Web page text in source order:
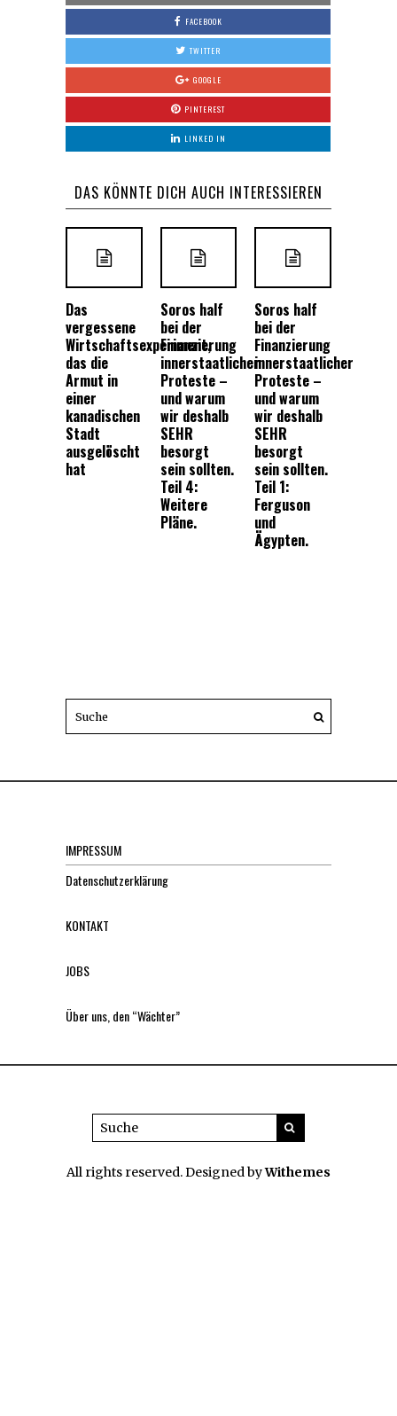
FACEBOOK
TWITTER
GOOGLE
PINTEREST
LINKED IN
DAS KÖNNTE DICH AUCH INTERESSIEREN
Das
vergessene
Wirtschaftsexperiment,
das die
Armut in
einer
kanadischen
Stadt
ausgelöscht
hat
Soros half
bei der
Finanzierung
innerstaatlicher
Proteste –
und warum
wir deshalb
SEHR
besorgt
sein sollten.
Teil 4:
Weitere
Pläne.
Soros half
bei der
Finanzierung
innerstaatlicher
Proteste –
und warum
wir deshalb
SEHR
besorgt
sein sollten.
Teil 1:
Ferguson
und
Ägypten.
IMPRESSUM
Datenschutzerklärung
KONTAKT
JOBS
Über uns, den “Wächter”
All rights reserved. Designed byWithemes